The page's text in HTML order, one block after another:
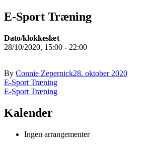
E-Sport Træning
Dato/klokkeslæt
28/10/2020, 15:00 - 22:00
By Connie Zepernick28. oktober 2020
Indlægsnavigation
E-Sport Træning
E-Sport Træning
Kalender
Ingen arrangementer